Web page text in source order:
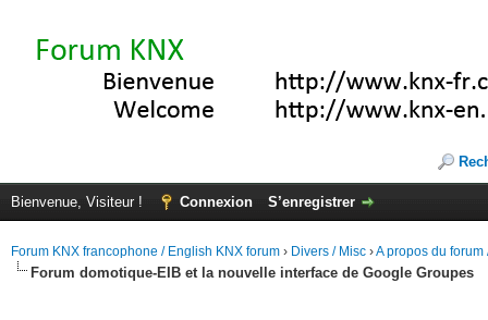
Bienvenue, Visiteur ! Connexion S’enregistrer
Forum KNX francophone / English KNX forum › Divers / Misc ›A propos du forum
Forum domotique-EIB et la nouvelle interface de Google Groupes